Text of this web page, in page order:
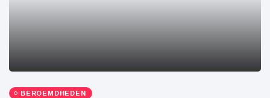
BEROEMDHEDEN